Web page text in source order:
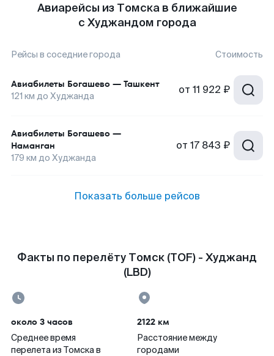
Авиарейсы из Томска в ближайшие
с Худжандом города
Рейсы в соседние города Стоимость
Авиабилеты Богашево — Ташкент
121 км до Худжанда от 11 922 ₽
Авиабилеты Богашево —
Наманган
179 км до Худжанда
от 17 843 ₽
Показать больше рейсов
Факты по перелёту Томск (TOF) - Худжанд
(LBD)
около 3 часов
Среднее время
перелета из Томска в
2122 км
Расстояние между
городами